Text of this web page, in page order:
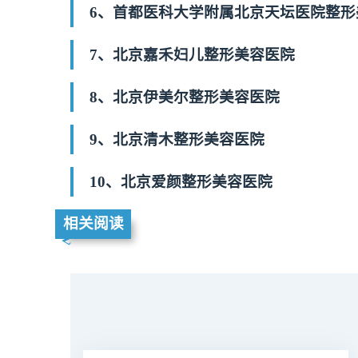
6、首都医科大学附属北京天坛医院整
7、北京嘉禾妇儿整形美容医院
8、北京伊美尔整形美容医院
9、北京清木整形美容医院
10、北京爱颜整形美容医院
相关阅读